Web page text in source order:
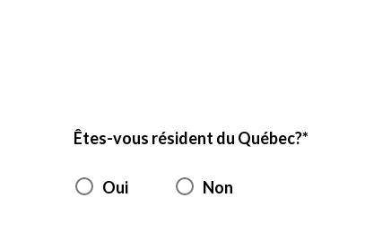
Êtes-vous résident du Québec?
Oui Non